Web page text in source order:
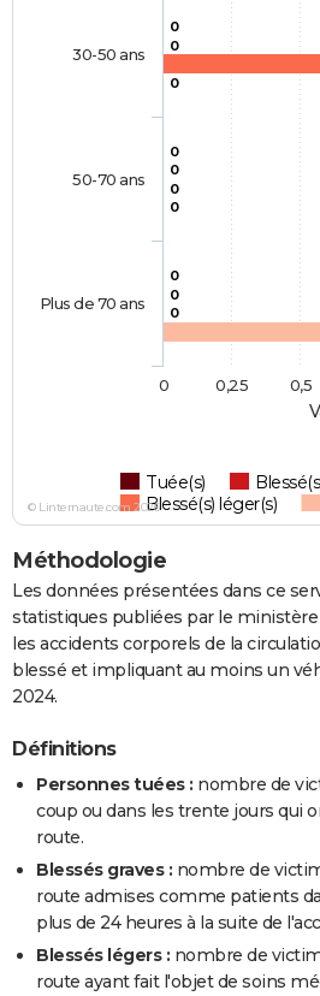
0
0
0
0
0
0
0
0
0
0
Tuée(s)
Blessé(s) léger(s)
30-50 ans
50-70 ans
Plus de 70 ans
0 0,25 0,5
© Linternaute.com 2026
Méthodologie
Les données présentées dans ce
statistiques publiées par le
les accidents corporels de la
blessé et impliquant au moins un
2024.
Définitions
Personnes tuées : nombre de
coup ou dans les trente jours qui
route.
Blessés graves : nombre de
route admises comme patients
plus de 24 heures à la suite de
Blessés légers : nombre de
route ayant fait l'objet de soins